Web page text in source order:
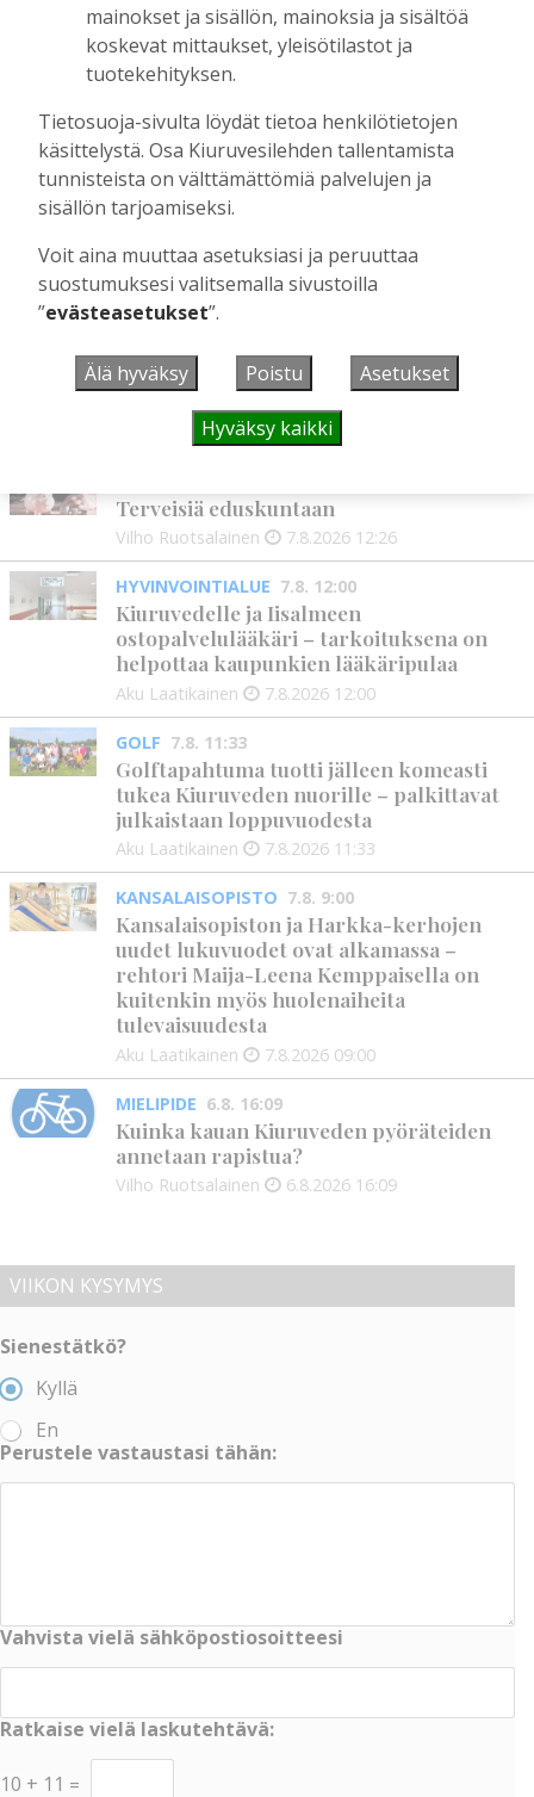
Perinteiset Eloajelut järjestetään ensi
viikolla – luvassa on jälleen monipuolista
ohjelmaa
Aku Laatikainen 29.7.2026 08:00
Äiti ja tytär kirjoittavat sodasta ja
siirtolaisuudesta – kirjojen päähenkilöt ja
Kiuruveden Ruutanalta
Tilaajille
Aku Laatikainen
Terveisiä eduskuntaan
Vilho Ruotsalainen 7.8.2026 12:26
HYVINVOINTIALUE 7.8. 12:00
Kiuruvedelle ja Iisalmeen
ostopalvelulääkäri – tarkoituksena on
helpottaa kaupunkien lääkäripulaa
Aku Laatikainen 7.8.2026 12:00
GOLF 7.8. 11:33
Golftapahtuma tuotti jälleen komeasti
tukea Kiuruveden nuorille – palkittavat
julkaistaan loppuvuodesta
Aku Laatikainen 7.8.2026 11:33
KANSALAISOPISTO 7.8. 9:00
Kansalaisopiston ja Harkka-kerhojen
uudet lukuvuodet ovat alkamassa –
rehtori Maija-Leena Kemppaisella on
kuitenkin myös huolenaiheita
tulevaisuudesta
Aku Laatikainen 7.8.2026 09:00
MIELIPIDE 6.8. 16:09
Kuinka kauan Kiuruveden pyöräteiden
annetaan rapistua?
Vilho Ruotsalainen 6.8.2026 16:09
VIIKON KYSYMYS
Sienestätkö?
Kyllä
En
Perustele vastaustasi tähän:
Vahvista vielä sähköpostiosoitteesi
Ratkaise vielä laskutehtävä:
10 + 11 =
mainokset ja sisällön, mainoksia ja sisältöä
koskevat mittaukset, yleisötilastot ja
tuotekehityksen.
Tietosuoja-sivulta löydät tietoa henkilötietojen
käsittelystä. Osa Kiuruvesilehden tallentamista
tunnisteista on välttämättömiä palvelujen ja
sisällön tarjoamiseksi.
Voit aina muuttaa asetuksiasi ja peruuttaa
suostumuksesi valitsemalla sivustoilla
”evästeasetukset”.
Älä hyväksy Poistu Asetukset
Hyväksy kaikki